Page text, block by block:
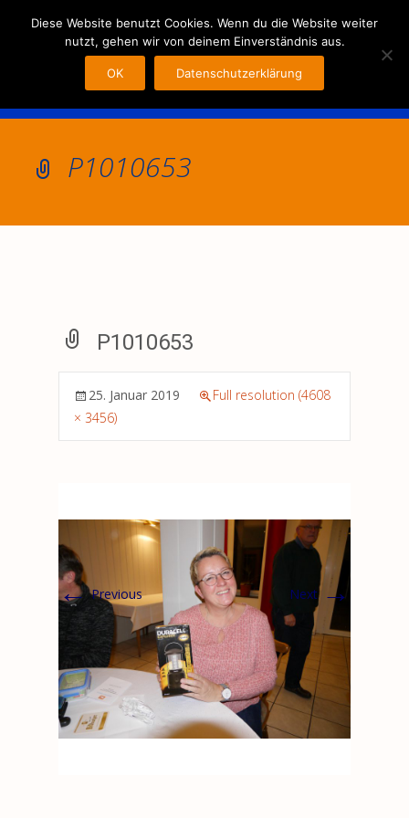
P1010653
P1010653
25. Januar 2019
Full resolution (4608
× 3456)
←Previous Next→
MENU
Diese Website benutzt Cookies. Wenn du die Website weiter
nutzt, gehen wir von deinem Einverständnis aus.
OK Datenschutzerklärung